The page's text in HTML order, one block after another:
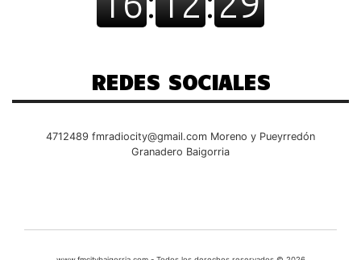
REDES SOCIALES
4712489 fmradiocity@gmail.com Moreno y Pueyrredón
Granadero Baigorria